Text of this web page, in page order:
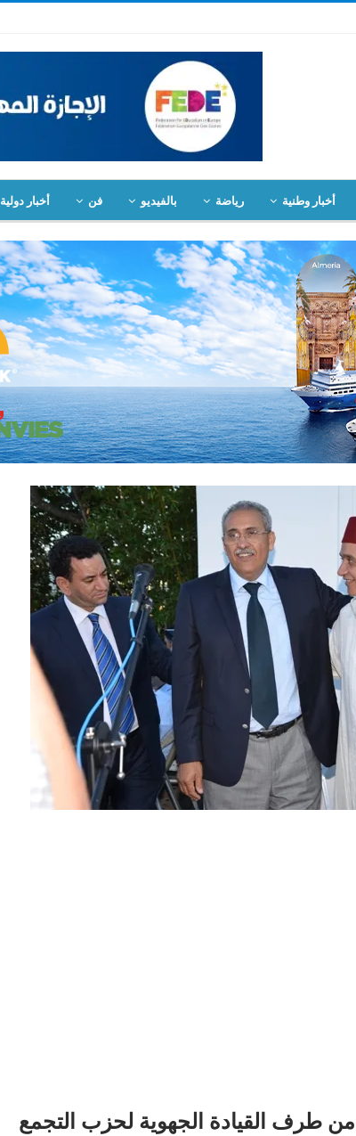
أخبار وطنية رياضة بالفيديو فن أخبار دولية
طرف القيادة الجهوية لحزب التجمع